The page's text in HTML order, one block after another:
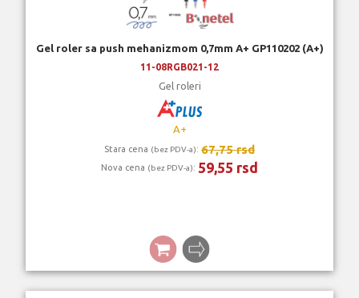
Gel roler sa push mehanizmom 0,7mm A+ GP110202 (A+)
11-08RGB021-12
Gel roleri
A+
Stara cena (bez PDV-a): 67,75 rsd
Nova cena (bez PDV-a): 59,55 rsd